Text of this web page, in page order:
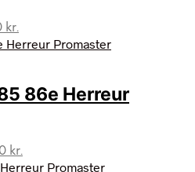
kr..
kr.
aktuelle
1.995,00 kr..
86e Herreur
kr.
aktuelle